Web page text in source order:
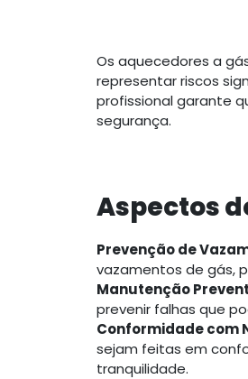
Os aquecedores a
representar riscos
profissional garante
segurança.
Aspectos
Prevenção de
vazamentos de gás,
Manutenção
prevenir falhas que
Conformidade com
sejam feitas em
tranquilidade.